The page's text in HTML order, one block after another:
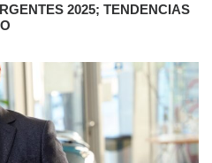
2025; TENDENCIAS